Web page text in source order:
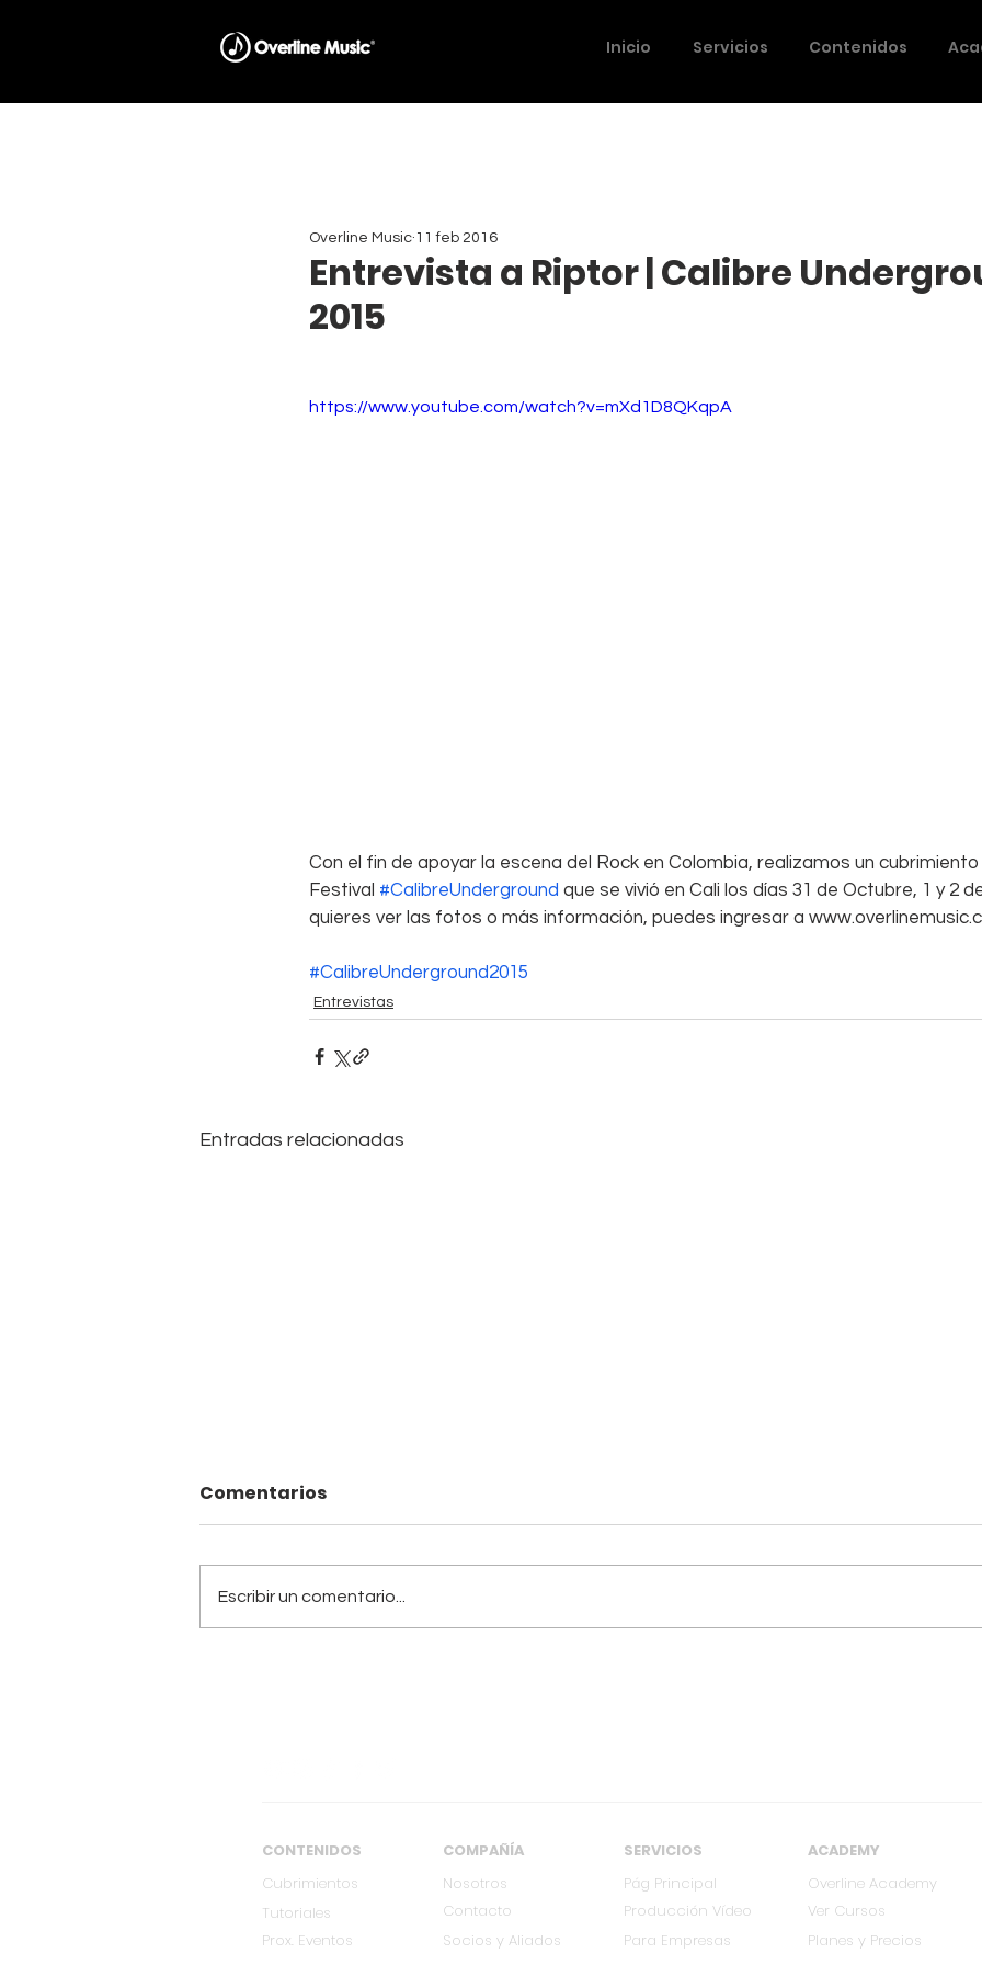
Inicio Servicios Contenidos
Entrevista a Riptor | Calibre
2015
Overline Music 11 feb 2016
https://www.youtube.com/watch?v=mXd1D8QKqpA
Con el fin de apoyar la escena del Rock en Colombia, realizamos un cubrimiento
Festival #CalibreUnderground que se vivió en Cali los días 31 de Octubre, 1 y 2
quieres ver las fotos o más información, puedes ingresar a
#CalibreUnderground2015
Entrevistas
Entradas relacionadas
Comentarios
Escribir un comentario...
CONTENIDOS
Cubrimientos
Tutoriales
Prox. Eventos
COMPAÑÍA
Nosotros
Contacto
Socios y Aliados
SERVICIOS
Pág Principal
Producción Vídeo
Para Empresas
ACADEMY
Overline Academy
Ver Cursos
Planes y Precios